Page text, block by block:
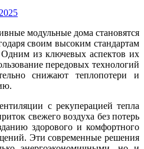
своим высоким стандартам
из ключевых аспектов их
передовых технологий
снижают теплопотери и
с рекуперацией тепла
свежего воздуха без потерь
здорового и комфортного
Эти современные решения